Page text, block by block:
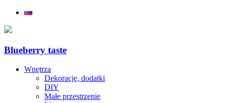
Blueberry taste
Wnętrza
Dekoracje, dodatki
DIY
Małe przestrzenie